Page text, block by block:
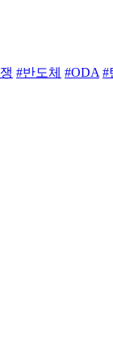
#반도체 #ODA #